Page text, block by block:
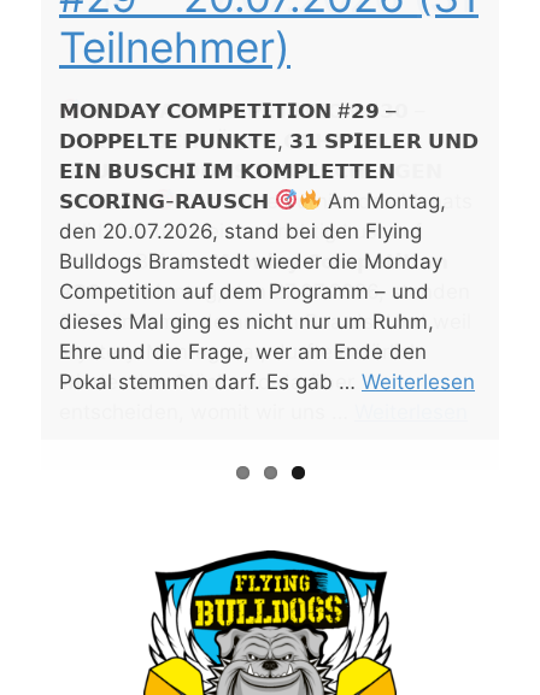
(20 Teilnehmer/10
Doppel)
Teilnehmer)
Teilnehmer)
𝗠𝗢𝗡𝗗𝗔𝗬 𝗖𝗢𝗠𝗣𝗘𝗧𝗜𝗧𝗜𝗢𝗡 #𝟮𝟵 –
𝗗𝗢𝗣𝗣𝗘𝗟𝗧𝗘 𝗣𝗨𝗡𝗞𝗧𝗘, 𝟯𝟭 𝗦𝗣𝗜𝗘𝗟𝗘𝗥 𝗨𝗡𝗗
𝗘𝗜𝗡 𝗕𝗨𝗦𝗖𝗛𝗜 𝗜𝗠 𝗞𝗢𝗠𝗣𝗟𝗘𝗧𝗧𝗘𝗡
𝗦𝗖𝗢𝗥𝗜𝗡𝗚-𝗥𝗔𝗨𝗦𝗖𝗛
Am Montag,
den 20.07.2026, stand bei den Flying
Bulldogs Bramstedt wieder die Monday
Competition auf dem Programm – und
dieses Mal ging es nicht nur um Ruhm,
Ehre und die Frage, wer am Ende den
Pokal stemmen darf. Es gab … Weiterlesen